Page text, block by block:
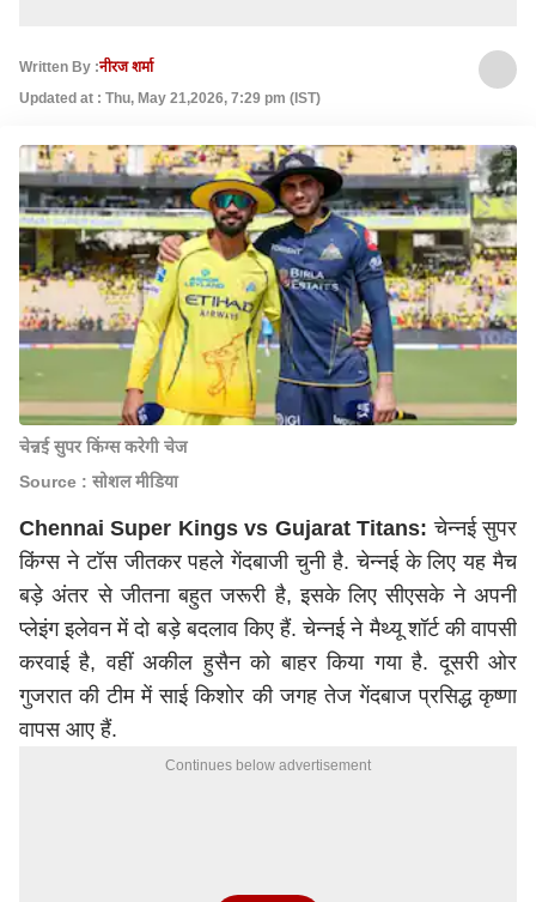
Written By :नीरज शर्मा
Updated at : Thu, May 21,2026, 7:29 pm (IST)
चेन्नई सुपर किंग्स करेगी चेज
Source : सोशल मीडिया
Chennai Super Kings vs Gujarat Titans: चेन्नई सुपर
किंग्स ने टॉस जीतकर पहले गेंदबाजी चुनी है. चेन्नई के लिए यह मैच
बड़े अंतर से जीतना बहुत जरूरी है, इसके लिए सीएसके ने अपनी
प्लेइंग इलेवन में दो बड़े बदलाव किए हैं. चेन्नई ने मैथ्यू शॉर्ट की वापसी
करवाई है, वहीं अकील हुसैन को बाहर किया गया है. दूसरी ओर
गुजरात की टीम में साई किशोर की जगह तेज गेंदबाज प्रसिद्ध कृष्णा
वापस आए हैं.
Continues below advertisement